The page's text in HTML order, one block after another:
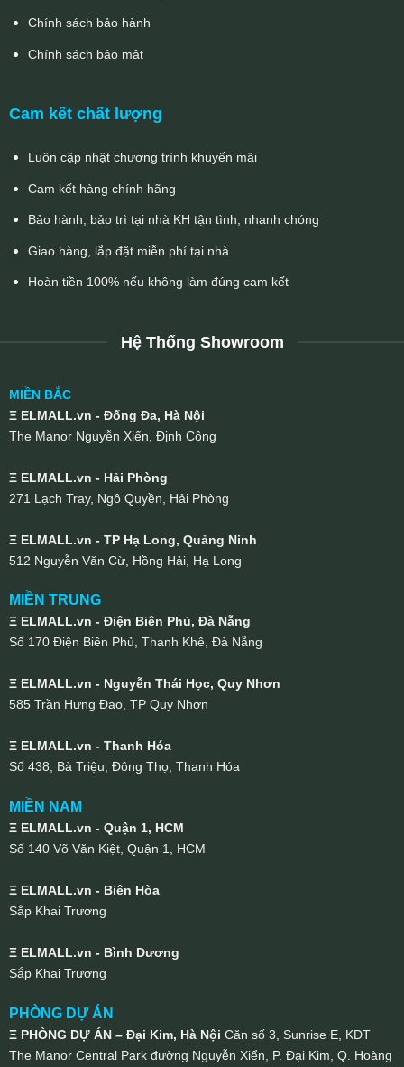
Chính sách bảo hành
Chính sách bảo mật
Cam kết chất lượng
Luôn cập nhật chương trình khuyến mãi
Cam kết hàng chính hãng
Bảo hành, bảo trì tại nhà KH tận tình, nhanh chóng
Giao hàng, lắp đặt miễn phí tại nhà
Hoàn tiền 100% nếu không làm đúng cam kết
Hệ Thống Showroom
MIỀN BẮC
Ξ ELMALL.vn - Đống Đa, Hà Nội
The Manor Nguyễn Xiển, Định Công
Ξ ELMALL.vn - Hải Phòng
271 Lạch Tray, Ngô Quyền, Hải Phòng
Ξ ELMALL.vn - TP Hạ Long, Quảng Ninh
512 Nguyễn Văn Cừ, Hồng Hải, Hạ Long
MIỀN TRUNG
Ξ ELMALL.vn - Điện Biên Phủ, Đà Nẵng
Số 170 Điện Biên Phủ, Thanh Khê, Đà Nẵng
Ξ ELMALL.vn - Nguyễn Thái Học, Quy Nhơn
585 Trần Hưng Đạo, TP Quy Nhơn
Ξ ELMALL.vn - Thanh Hóa
Số 438, Bà Triệu, Đông Thọ, Thanh Hóa
MIỀN NAM
Ξ ELMALL.vn - Quận 1, HCM
Số 140 Võ Văn Kiệt, Quận 1, HCM
Ξ ELMALL.vn - Biên Hòa
Sắp Khai Trương
Ξ ELMALL.vn - Bình Dương
Sắp Khai Trương
PHÒNG DỰ ÁN
Ξ PHÒNG DỰ ÁN – Đại Kim, Hà Nội Căn số 3, Sunrise E, KDT
The Manor Central Park đường Nguyễn Xiển, P. Đại Kim, Q. Hoàng